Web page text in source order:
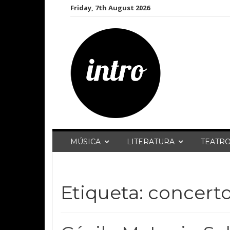
Friday, 7th August 2026
MÚSICA LITERATURA TEATRO
Etiqueta: